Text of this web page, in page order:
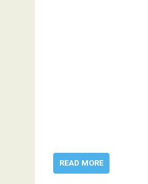
READ MORE